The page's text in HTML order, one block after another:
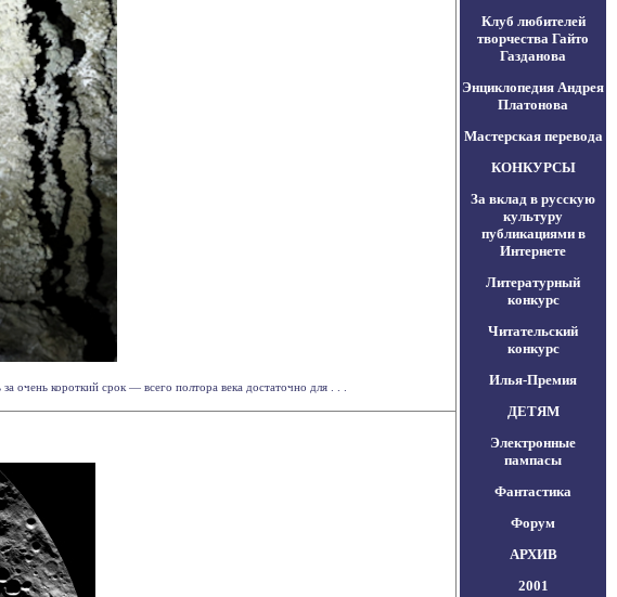
очень короткий срок — всего полтора века достаточно для . . .
Клуб любителей
творчества Гайто
Газданова
Энциклопедия Андрея
Платонова
Мастерская перевода
КОНКУРСЫ
За вклад в русскую
культуру
публикациями в
Интернете
Литературный
конкурс
Читательский
конкурс
Илья-Премия
ДЕТЯМ
Электронные
пампасы
Фантастика
Форум
АРХИВ
2001